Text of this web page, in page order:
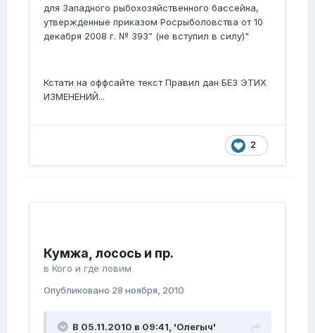
для Западного рыбохозяйственного бассейна,
утвержденные приказом Росрыболовства от 10
декабря 2008 г. № 393” (не вступил в силу)"
Кстати на оффсайте текст Правил дан БЕЗ ЭТИХ
ИЗМЕНЕНИЙ...
2
Кумжа, лосось и пр.
в Кого и где ловим
Опубликовано 28 ноября, 2010
В 05.11.2010 в 09:41, 'Олегыч'